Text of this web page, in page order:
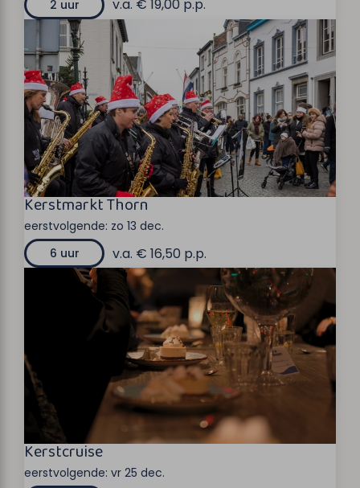
2 uur v.a. € 19,00 p.p.
Kerstmarkt Thorn
eerstvolgende: zo 13 dec.
6 uur
v.a. € 16,50 p.p.
Kerstcruise
eerstvolgende: vr 25 dec.